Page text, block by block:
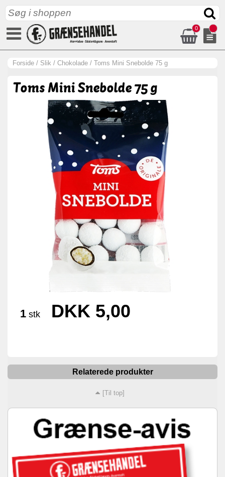
0
Forside / Slik / Chokolade / Toms Mini Snebolde 75 g
Toms Mini Snebolde 75 g
1 stk DKK 5,00
Relaterede produkter
[Til top]